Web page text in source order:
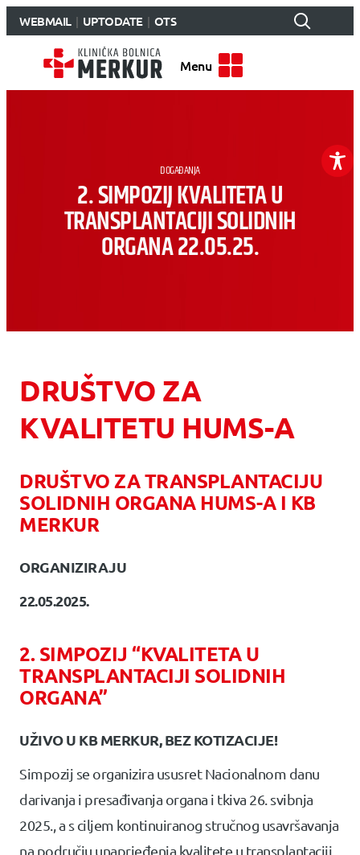
WEBMAIL UPTODATE OTS
Menu
DOGAĐANJA
2. SIMPOZIJ KVALITETA U
TRANSPLANTACIJI SOLIDNIH
ORGANA 22.05.25.
DRUŠTVO ZA
KVALITETU HUMS-A
DRUŠTVO ZA TRANSPLANTACIJU
SOLIDNIH ORGANA HUMS-A I KB
MERKUR
ORGANIZIRAJU
22.05.2025.
2. SIMPOZIJ “KVALITETA U
TRANSPLANTACIJI SOLIDNIH
ORGANA”
UŽIVO U KB MERKUR, BEZ KOTIZACIJE!
Simpozij se organizira ususret Nacionalnom danu
darivanja i presađivanja organa i tkiva 26. svibnja
2025., a s ciljem kontinuiranog stručnog usavršavanja
na području unaprjeđenja kvalitete u transplantaciji